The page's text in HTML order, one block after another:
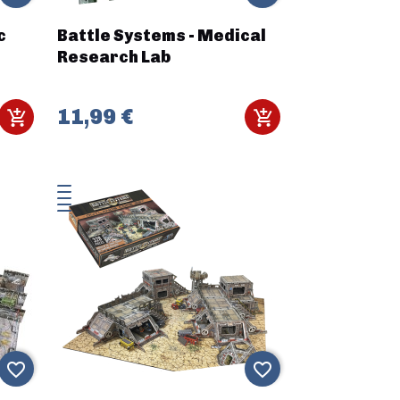
Battle Systems - Medical
Research Lab
11,99 €
favorite_border favorite_border